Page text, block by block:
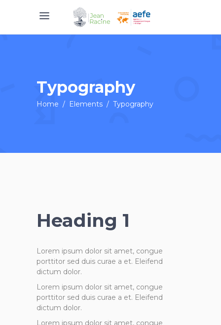
Typography
Home / Elements / Typography
Heading 1
Lorem ipsum dolor sit amet, congue
porttitor sed duis curae a et. Eleifend
dictum dolor.
Lorem ipsum dolor sit amet, congue
porttitor sed duis curae a et. Eleifend
dictum dolor.
Lorem ipsum dolor sit amet, congue